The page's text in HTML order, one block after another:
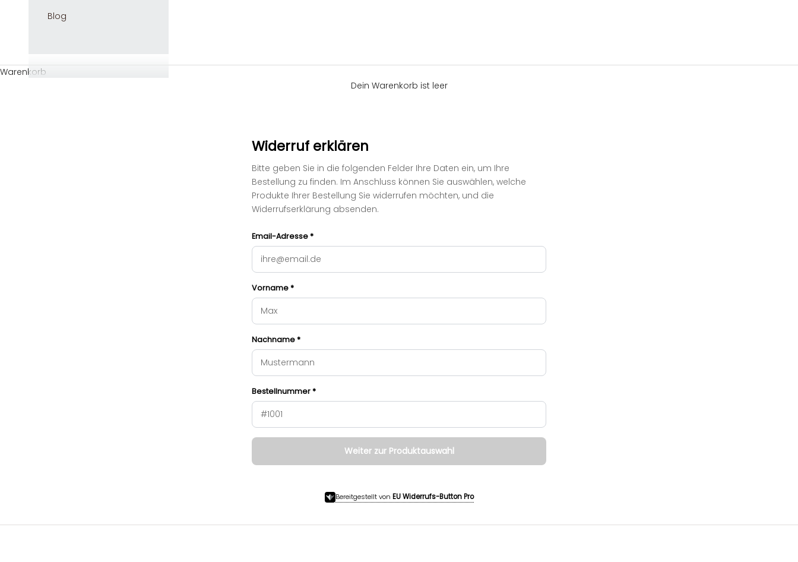
Blog
Warenkorb
Dein Warenkorb ist leer
Widerruf erklären
Bitte geben Sie in die folgenden Felder Ihre Daten ein, um Ihre
Bestellung zu finden. Im Anschluss können Sie auswählen, welche
Produkte Ihrer Bestellung Sie widerrufen möchten, und die
Widerrufserklärung absenden.
Email-Adresse *
Vorname *
Nachname *
Bestellnummer *
Weiter zur Produktauswahl
Bereitgestellt von EU Widerrufs-Button Pro